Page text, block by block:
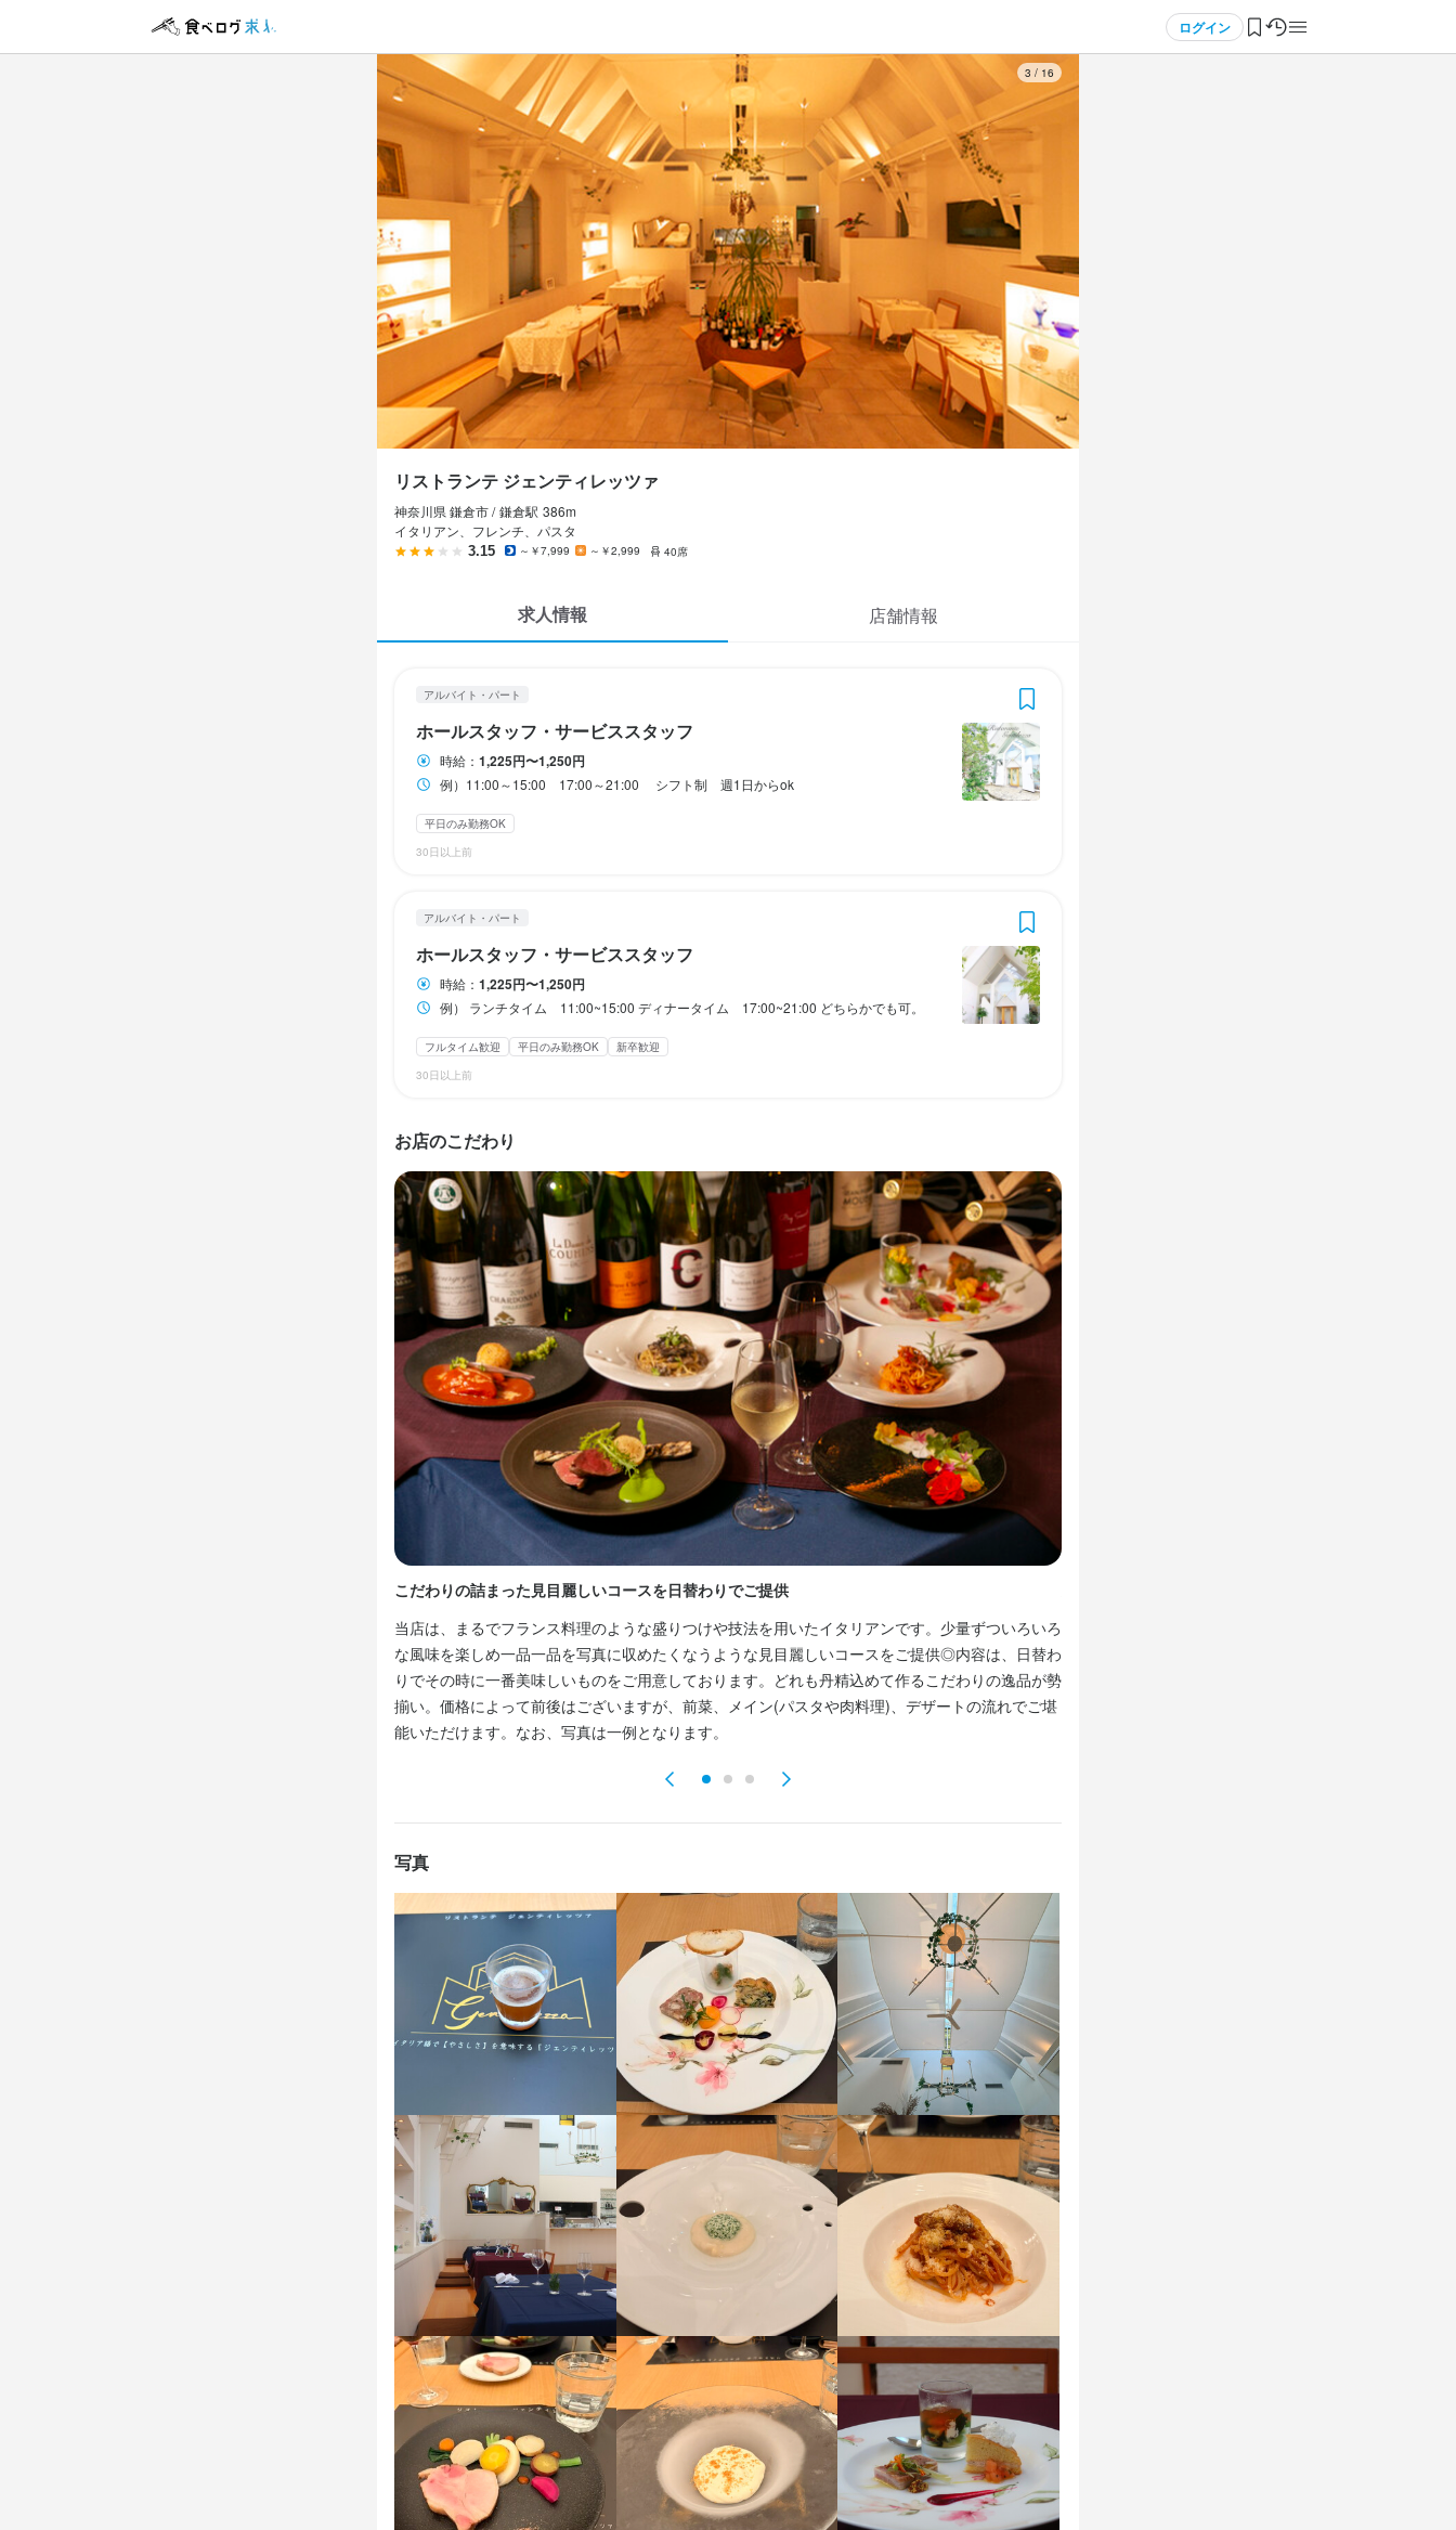
ログイン
3 / 16
リストランテ ジェンティレッツァ
神奈川県 鎌倉市 / 鎌倉駅 386m
イタリアン、フレンチ、パスタ
3.15 ～￥7,999 ～￥2,999 40席
求人情報 店舗情報
アルバイト・パート
ホールスタッフ・サービススタッフ
時給： 1,225円〜1,250円
例）11:00～15:00 17:00～21:00 シフト制 週1日からok
平日のみ勤務OK
30日以上前
アルバイト・パート
ホールスタッフ・サービススタッフ
時給： 1,225円〜1,250円
例） ランチタイム 11:00~15:00 ディナータイム 17:00~21:00 どちらかでも可。
フルタイム歓迎 平日のみ勤務OK
新卒歓迎
30日以上前
お店のこだわり
こだわりの詰まった見目麗しいコースを日替わりでご提供
当店は、まるでフランス料理のような盛りつけや技法を用いたイタリアンです。少量ずついろいろ
な風味を楽しめ一品一品を写真に収めたくなうような見目麗しいコースをご提供◎内容は、日替わ
りでその時に一番美味しいものをご用意しております。どれも丹精込めて作るこだわりの逸品が勢
揃い。価格によって前後はございますが、前菜、メイン(パスタや肉料理)、デザートの流れでご堪
能いただけます。なお、写真は一例となります。
写真
求人を選択する
バイト ホールスタッフ 時給：1,225円〜1,250円
求人を選択する
正社員 調理補助 月給：22万円〜28万円
求人を選択する
正社員 料理長候補 月給：38万円〜45万円
求人を選択する
正社員 店長候補 月給：35万円〜60万円
アルバイト・パート リストランテ ジェンティレッツァ
ホールスタッフ・サービススタッフ
時給1,225円〜1,250円
勤務時間
例）11:00～15:00　17:00～21:00
シフト制　週1日からok
ランチタイムのみ勤務OK
平日のみ勤務OK(土日休み) 土日祝のみ勤務OK
待遇
契約期間の定めなし
仕事の内容：お客様のご案内、料理やドリンクの提供、後片付けなど
一般的なホール業務をやっていただきます。
身に付くスキル
包丁さばき 盛り付け技術 製パン技術 製菓技術 高級食材の知識 ワインの知識 肉の知識 魚の知識
野菜の知識
婚礼料理
サービスマナー テーブルマナー 出店開業ノウハウ 店舗運営 メニュー開発 仕入れ・食材の目利き
応募資格
必須スキル・経験
コミュニケーション能力
歓迎スキル・経験
コミュニケーション能力
神奈川県鎌倉市小町2-8-23 2Ｆ
法人名・事業者名
最終更新日2026/01/09
3 / 4
アルバイト・パート リストランテ ジェンティレッツァ
ホールスタッフ・サービススタッフ
時給1,225円〜1,250円
能力・経験等を考慮のうえ優遇します
交通費の支給は上限がありますが条件により全額になる場合あり。
勤務時間
ランチタイム　11:00~15:00
どちらかでも可。
ランチタイムのみ勤務OK ダブルワーク・副業OK シフト制
休日・休暇
平日のみ勤務OK(土日休み)
待遇
契約期間の定めなし
まかない・食事補助あり
特徴
学歴不問 未経験者歓迎 独立希望者歓迎 新卒歓迎 第二新卒歓迎 Uターン・Iターン歓迎
フリーター歓迎
主婦・主夫歓迎
女性活躍中 ブランクOK 駅チカ(徒歩5分以内)
仕事内容
仕事の内容：お客様のご案内、料理やドリンクの提供、後片付けなど、一般的なホール業務をや
身に付くスキル
包丁さばき 盛り付け技術 高級食材の知識 ワインの知識 肉の知識 魚の知識 野菜の知識
洋菓子の知識
サービスマナー
テーブルマナー 出店開業ノウハウ 店舗運営 メニュー開発 仕入れ・食材の目利き
応募資格
歓迎スキル・経験
コミュニケーション能力
求める人物像
マニュアルのないお店ですのでご自身で考えることが好きな方が向いています。
もちろん丁寧に仕事を教えますのでご安心ください。
選考の流れ
応募後、原則３営業日以内に返信しております。１回の面接を経て内定となります。気兼ねなく
ご相談ください。
お店の採用担当者からのメッセージ
少しでも興味をお持ちでしたら、ぜひお気軽にご応募ください。一度、カジュアルにお話しまし
ょう。ご応募を心よりお待ちしております。
店名
リストランテ ジェンティレッツァ